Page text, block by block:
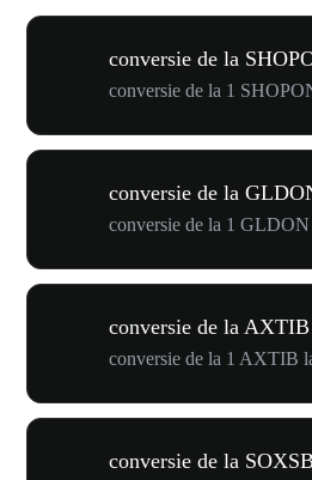
conversie de la
conversie de la 1
conversie de la
conversie de la 1
conversie de la
conversie de la 1 AXTIB
conversie de la